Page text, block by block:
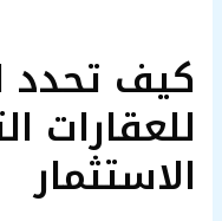
كيف تحدد
للعقارات
الاستثمار